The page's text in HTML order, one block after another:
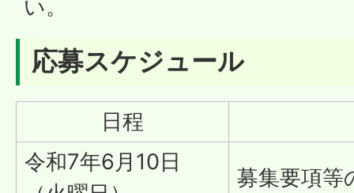
い。
応募スケジュール
日程
令和7年6月10日
募集要項等